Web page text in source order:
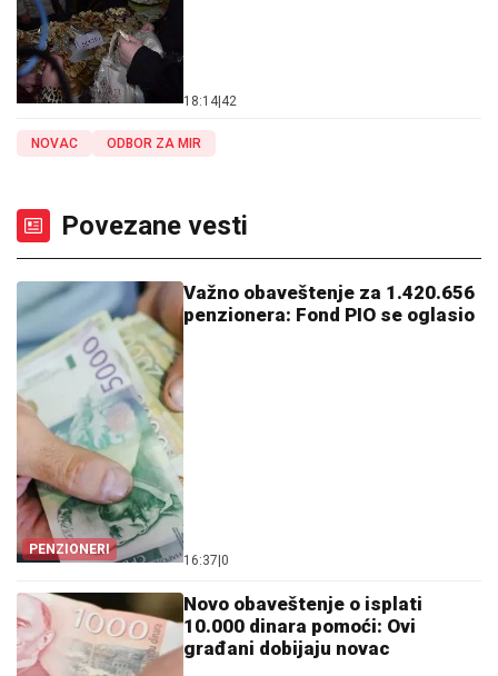
18:14 42
NOVAC ODBOR ZA MIR
Povezane vesti
PENZIONERI
Važno obaveštenje za 1.420.656
penzionera: Fond PIO se oglasio
16:37 0
Novo obaveštenje o isplati
10.000 dinara pomoći: Ovi
građani dobijaju novac